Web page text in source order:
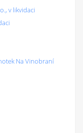
v likvidaci
Na Vinobraní